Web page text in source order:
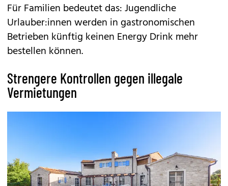
Für Familien bedeutet das: Jugendliche
Urlauber:innen werden in gastronomischen
Betrieben künftig keinen Energy Drink mehr
bestellen können.
Strengere Kontrollen gegen illegale
Vermietungen